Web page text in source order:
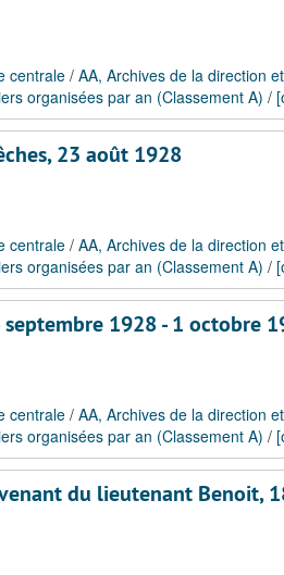
centrale / AA, Archives de la direction
organisées par an (Classement A) /
23 août 1928
centrale / AA, Archives de la direction
organisées par an (Classement A) /
1928 - 1 octobre
centrale / AA, Archives de la direction
organisées par an (Classement A) /
du lieutenant Benoit,